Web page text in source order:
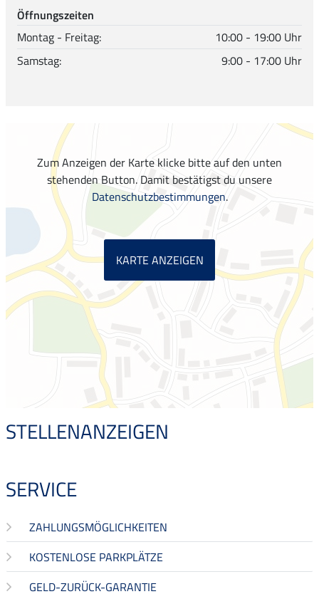
Öffnungszeiten
Montag - Freitag:
10:00 - 19:00 Uhr
Samstag:
9:00 - 17:00 Uhr
Zum Anzeigen der Karte klicke bitte auf den unten
stehenden Button. Damit bestätigst du unsere
Datenschutzbestimmungen.
KARTE ANZEIGEN
STELLENANZEIGEN
SERVICE
ZAHLUNGSMÖGLICHKEITEN
KOSTENLOSE PARKPLÄTZE
GELD-ZURÜCK-GARANTIE